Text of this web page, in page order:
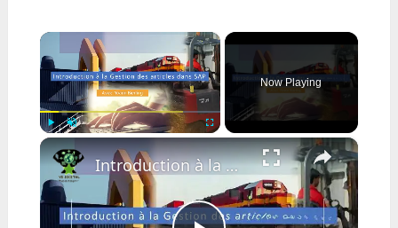
×
Fullscreen
Now Playing
×
Introduction à la Gestion des Articles dans SAP : Cours Débutant